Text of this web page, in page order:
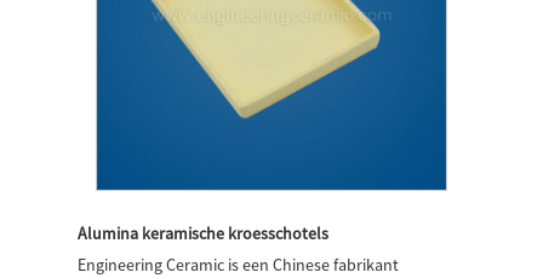
Alumina keramische kroesschotels
Engineering Ceramic is een Chinese fabrikant